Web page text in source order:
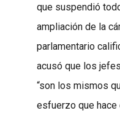
que suspendió
ampliación de la
parlamentario
acusó que los
“son los mismos
esfuerzo que hace